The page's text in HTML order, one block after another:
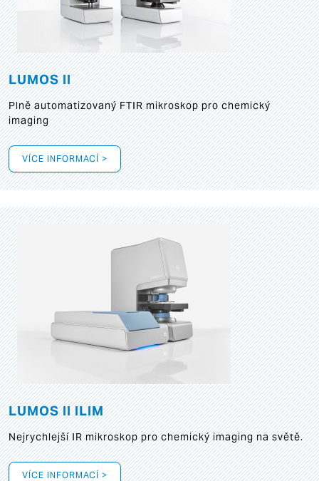
LUMOS II
Plně automatizovaný FTIR mikroskop pro chemický
imaging
VÍCE INFORMACÍ >
LUMOS II ILIM
Nejrychlejší IR mikroskop pro chemický imaging na světě.
VÍCE INFORMACÍ >